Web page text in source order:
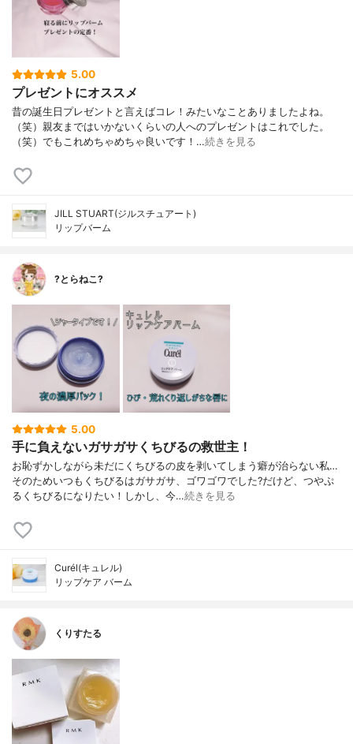
5.00
プレゼントにオススメ
昔の誕生日プレゼントと言えばコレ！みたいなことありましたよね。
（笑）親友まではいかないくらいの人へのプレゼントはこれでした。
（笑）でもこれめちゃめちゃ良いです！…続きを見る
JILL STUART(ジルスチュアート)
リップバーム
?とらねこ?
5.00
手に負えないガサガサくちびるの救世主！
お恥ずかしながら未だにくちびるの皮を剥いてしまう癖が治らない私…
そのためいつもくちびるはガサガサ、ゴワゴワでした?だけど、つやぷ
るくちびるになりたい！しかし、今…続きを見る
Curél(キュレル)
リップケア バーム
くりすたる